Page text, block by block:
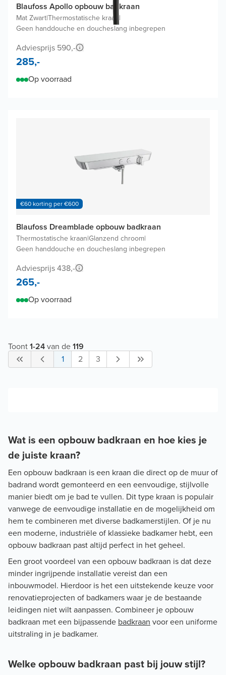
Blaufoss Apollo opbouw badkraan
Mat Zwart|Thermostatische kraan|
Geen handdouche en doucheslang inbegrepen
Adviesprijs 590,-
285,-
Op voorraad
€60 korting per €600
Blaufoss Dreamblade opbouw badkraan
Thermostatische kraan|Glanzend chroom|
Geen handdouche en doucheslang inbegrepen
Adviesprijs 438,-
265,-
Op voorraad
Toont1-24van de119
1
2 3
Wat is een opbouw badkraan en hoe kies je
de juiste kraan?
Een opbouw badkraan is een kraan die direct op de muur of
badrand wordt gemonteerd en een eenvoudige, stijlvolle
manier biedt om je bad te vullen. Dit type kraan is populair
vanwege de eenvoudige installatie en de mogelijkheid om
hem te combineren met diverse badkamerstijlen. Of je nu
een moderne, industriële of klassieke badkamer hebt, een
opbouw badkraan past altijd perfect in het geheel.
Een groot voordeel van een opbouw badkraan is dat deze
minder ingrijpende installatie vereist dan een
inbouwmodel. Hierdoor is het een uitstekende keuze voor
renovatieprojecten of badkamers waar je de bestaande
leidingen niet wilt aanpassen. Combineer je opbouw
badkraan met een bijpassende badkraan voor een uniforme
uitstraling in je badkamer.
Welke opbouw badkraan past bij jouw stijl?